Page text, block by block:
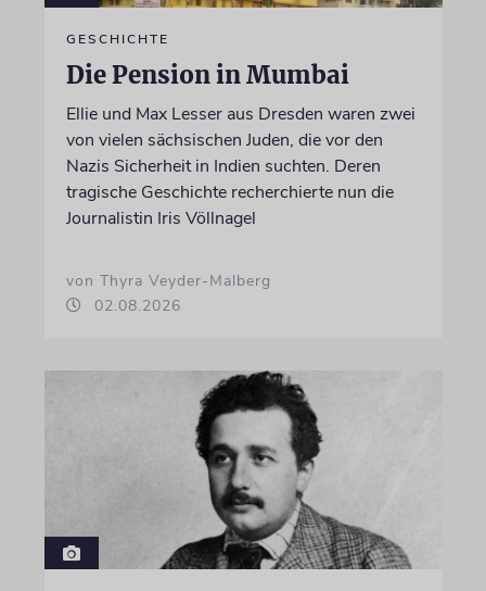
GESCHICHTE
Die Pension in Mumbai
Ellie und Max Lesser aus Dresden waren zwei
von vielen sächsischen Juden, die vor den
Nazis Sicherheit in Indien suchten. Deren
tragische Geschichte recherchierte nun die
Journalistin Iris Völlnagel
von Thyra Veyder-Malberg
02.08.2026